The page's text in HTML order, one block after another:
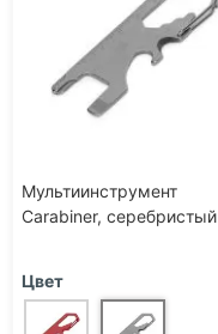
Мультиинструмент
Carabiner, серебристый
Цвет